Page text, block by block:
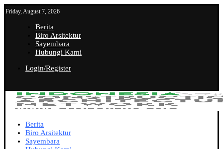
Friday, August 7, 2026
Berita
Biro Arsitektur
Sayembara
Hubungi Kami
Login/Register
Berita
Biro Arsitektur
Sayembara